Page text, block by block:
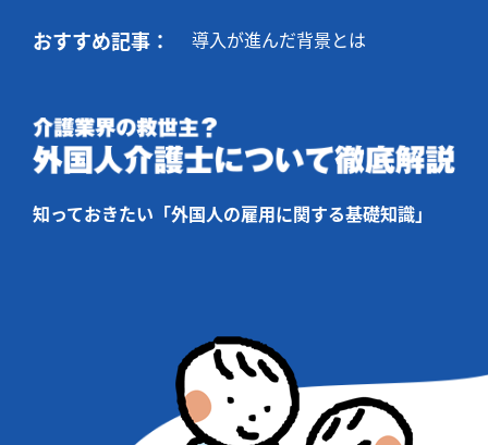
おすすめ記事： 導入が進んだ背景とは
知っておきたい「外国人の雇用に関する基礎知識」